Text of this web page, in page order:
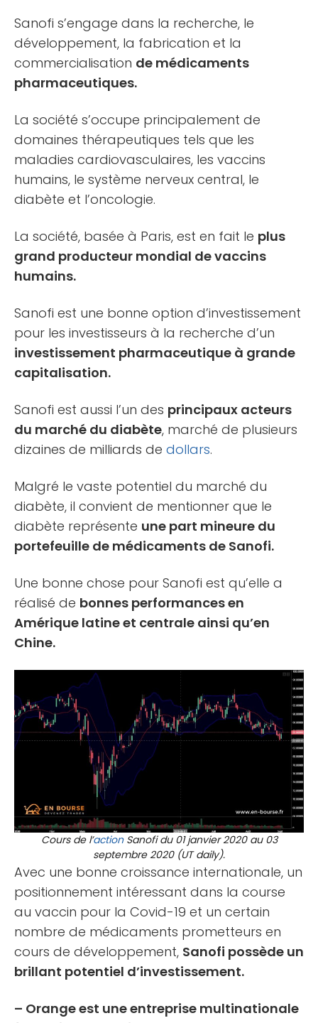
Sanofi s’engage dans la recherche, le
développement, la fabrication et la
commercialisation de médicaments
pharmaceutiques.
La société s’occupe principalement de
domaines thérapeutiques tels que les
maladies cardiovasculaires, les vaccins
humains, le système nerveux central, le
diabète et l’oncologie.
La société, basée à Paris, est en fait le plus
grand producteur mondial de vaccins
humains.
Sanofi est une bonne option d’investissement
pour les investisseurs à la recherche d’un
investissement pharmaceutique à grande
capitalisation.
Sanofi est aussi l’un des principaux acteurs
du marché du diabète, marché de plusieurs
dizaines de milliards de dollars.
Malgré le vaste potentiel du marché du
diabète, il convient de mentionner que le
diabète représente une part mineure du
portefeuille de médicaments de Sanofi.
Une bonne chose pour Sanofi est qu’elle a
réalisé de bonnes performances en
Amérique latine et centrale ainsi qu’en
Chine.
Cours de l’actionSanofi du 01 janvier 2020 au 03
septembre 2020 (UT daily).
Avec une bonne croissance internationale, un
positionnement intéressant dans la course
au vaccin pour la Covid-19 et un certain
nombre de médicaments prometteurs en
cours de développement, Sanofi possède un
brillant potentiel d’investissement.
– Orange est une entreprise multinationale